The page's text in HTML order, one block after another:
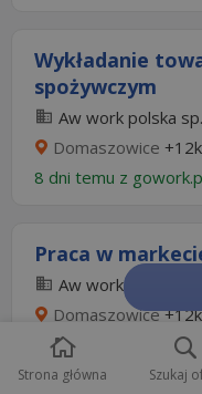
Wykładanie
spożywczym
Aw work polska
Domaszowice
8 dni temu z
Praca w
Aw work polska
Domaszowice
8 dni temu z
gowork.pl
Strona główna Szukaj